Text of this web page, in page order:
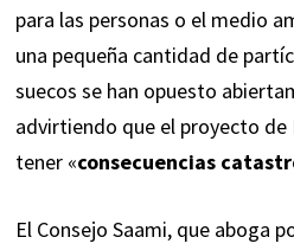
para las personas o el medio
una pequeña cantidad de
suecos se han opuesto
advirtiendo que el proyecto de
tener «consecuencias
El Consejo Saami, que aboga